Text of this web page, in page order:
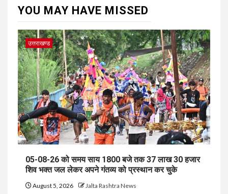
YOU MAY HAVE MISSED
उत्तराखण्ड
05-08-26 को समय साय 1800 बजे तक 37 लाख 30 हजार
शिव भक्त जल लेकर अपने गंतव्य को प्रस्थान कर चुके
August 5, 2026 Jalta Rashtra News